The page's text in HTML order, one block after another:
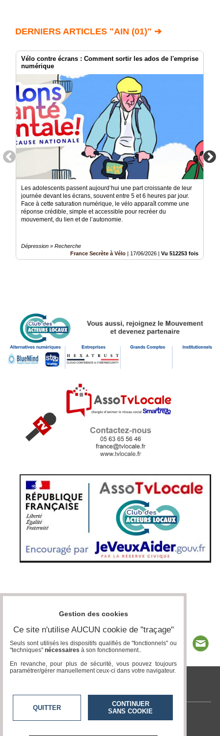
DERNIERS ARTICLES "AIN (01)" ➔
Vélo contre écrans : Comment sortir les ados de l'emprise
numérique
Les adolescents passent aujourd’hui une part croissante de leur
journée devant les écrans, souvent entre 5 et 6 heures par jour.
Face à cette saturation numérique, le vélo apparaît comme une
réponse crédible, simple et accessible pour recréer du
mouvement, du lien et de l’autonomie.
Dépression » Recherche
France Secrète à Vélo | 17/06/2026 | Vu 512253 fois
www.acteurs-locaux.fr
Contactez-nous
Gestion des cookies
Ce site n'utilise AUCUN cookie de "traçage"
Seuls sont utilisés les dispositifs qualifiés de "fonctionnels" ou
"techniques" nécessaires à son fonctionnement..
En revanche, pour plus de sécurité, vous pouvez toujours
paramétrer/gérer manuellement ceux-ci dans votre navigateur.
QUITTER
CONTINUER
SANS COOKIE